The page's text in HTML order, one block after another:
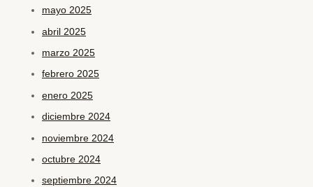
mayo 2025
abril 2025
marzo 2025
febrero 2025
enero 2025
diciembre 2024
noviembre 2024
octubre 2024
septiembre 2024